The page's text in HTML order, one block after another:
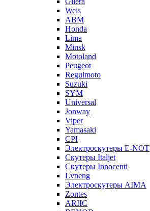
Wels
ABM
Honda
Lima
Minsk
Motoland
Peugeot
Regulmoto
Suzuki
SYM
Universal
Jonway
Viper
Yamasaki
CPI
Электроскутеры E-NOT
Скутеры Italjet
Скутеры Innocenti
Lvneng
Электроскутеры AIMA
Zontes
ARIIC